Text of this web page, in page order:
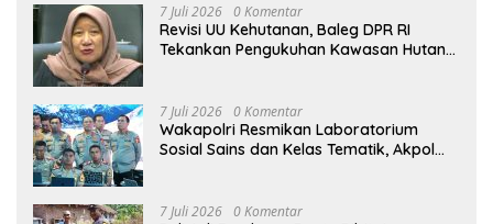
7 Juli 2026 0 Komentar
Revisi UU Kehutanan, Baleg DPR RI
Tekankan Pengukuhan Kawasan Hutan
7 Juli 2026 0 Komentar
Wakapolri Resmikan Laboratorium
Sosial Sains dan Kelas Tematik, Akpol
7 Juli 2026 0 Komentar